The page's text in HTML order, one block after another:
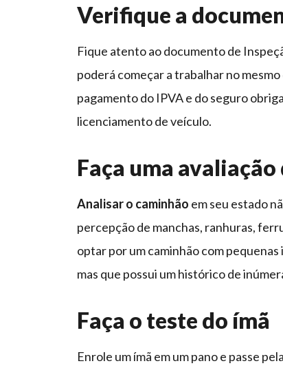
Verifique a
Fique atento ao documento de
poderá começar a trabalhar no
pagamento do IPVA e do seguro
licenciamento de veículo.
Faça uma
Analisar o caminhão em seu estado
percepção de manchas, ranhuras,
optar por um caminhão com
mas que possui um histórico de
Faça o teste do ímã
Enrole um ímã em um pano e passe